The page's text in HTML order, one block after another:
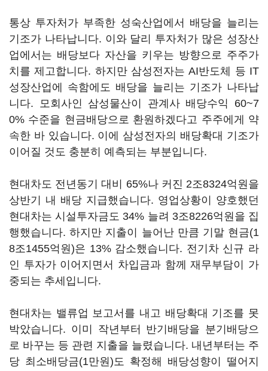
통상 투자처가 부족한 성숙산업에서 배당을 늘리는
기조가 나타납니다. 이와 달리 투자처가 많은 성장산
업에서는 배당보다 자산을 키우는 방향으로 주주가
치를 제고합니다. 하지만 삼성전자는 AI반도체 등 IT
성장산업에 속함에도 배당을 늘리는 기조가 나타납
니다. 모회사인 삼성물산이 관계사 배당수익 60~7
0% 수준을 현금배당으로 환원하겠다고 주주에게 약
속한 바 있습니다. 이에 삼성전자의 배당확대 기조가
이어질 것도 충분히 예측되는 부분입니다.
현대차도 전년동기 대비 65%나 커진 2조8324억원을
상반기 내 배당 지급했습니다. 영업상황이 양호했던
현대차는 시설투자금도 34% 늘려 3조8226억원을 집
행했습니다. 하지만 지출이 늘어난 만큼 기말 현금(1
8조1455억원)은 13% 감소했습니다. 전기차 신규 라
인 투자가 이어지면서 차입금과 함께 재무부담이 가
중되는 추세입니다.
현대차는 밸류업 보고서를 내고 배당확대 기조를 못
박았습니다. 이미 작년부터 반기배당을 분기배당으
로 바꾸는 등 관련 지출을 늘렸습니다. 내년부터는 주
당 최소배당금(1만원)도 확정해 배당성향이 떨어지